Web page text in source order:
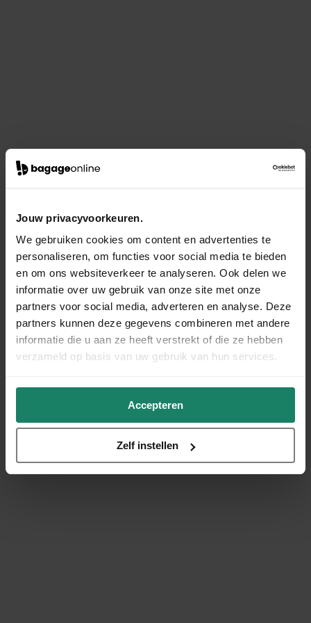
Jouw privacyvoorkeuren.
We gebruiken cookies om content en advertenties te
personaliseren, om functies voor social media te bieden
en om ons websiteverkeer te analyseren. Ook delen we
informatie over uw gebruik van onze site met onze
partners voor social media, adverteren en analyse. Deze
partners kunnen deze gegevens combineren met andere
informatie die u aan ze heeft verstrekt of die ze hebben
verzameld op basis van uw gebruik van hun services.
Accepteren
Zelf instellen